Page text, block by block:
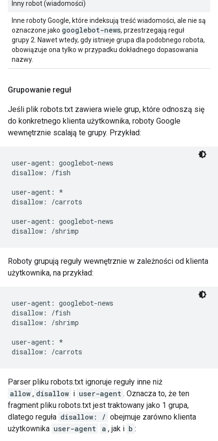
Inny robot (wiadomości)
Inne roboty Google, które indeksują treść wiadomości, ale nie są
oznaczone jako googlebot-news, przestrzegają reguł
grupy 2. Nawet wtedy, gdy istnieje grupa dla podobnego robota,
obowiązuje ona tylko w przypadku dokładnego dopasowania
nazwy.
Grupowanie reguł
Jeśli plik robots.txt zawiera wiele grup, które odnoszą się
do konkretnego klienta użytkownika, roboty Google
wewnętrznie scalają te grupy. Przykład:
user-agent: googlebot-news
disallow: /fish
user-agent: *
disallow: /carrots
user-agent: googlebot-news
Roboty grupują reguły wewnętrznie w zależności od klienta
użytkownika, na przykład:
user-agent: googlebot-news
disallow: /fish
disallow: /shrimp
user-agent: *
Parser pliku robots.txt ignoruje reguły inne niż
allow , disallow i user-agent . Oznacza to, że ten
fragment pliku robots.txt jest traktowany jako 1 grupa,
dlatego reguła disallow: / obejmuje zarówno klienta
użytkownika user-agent a , jak i b :